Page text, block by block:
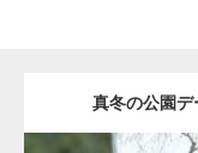
真冬の公園デ